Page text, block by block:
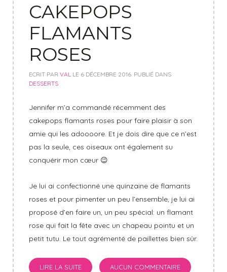
CAKEPOPS
FLAMANTS
ROSES
ECRIT PAR VAL LE 6 DÉCEMBRE 2016. PUBLIÉ DANS
DESSERTS
Jennifer m’a commandé récemment des
cakepops flamants roses pour faire plaisir à son
amie qui les adoooore. Et je dois dire que ce n’est
pas la seule, ces oiseaux ont également su
conquérir mon cœur 😉
Je lui ai confectionné une quinzaine de flamants
roses et pour pimenter un peu l’ensemble, je lui ai
proposé d’en faire un, un peu spécial: un flamant
rose qui fait la fête avec un chapeau pointu et un
petit tutu. Le tout agrémenté de paillettes bien sûr.
LIRE LA SUITE AUCUN COMMENTAIRE